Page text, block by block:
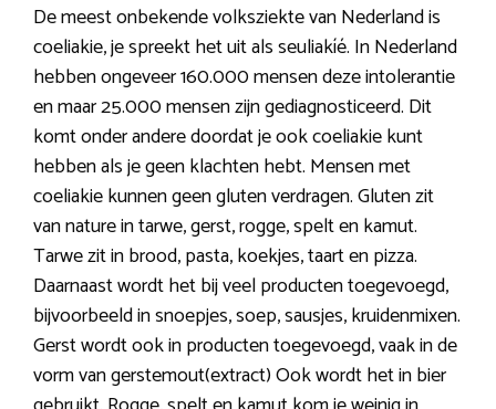
De meest onbekende volksziekte van Nederland is
coeliakie, je spreekt het uit als seuliakíé. In Nederland
hebben ongeveer 160.000 mensen deze intolerantie
en maar 25.000 mensen zijn gediagnosticeerd. Dit
komt onder andere doordat je ook coeliakie kunt
hebben als je geen klachten hebt. Mensen met
coeliakie kunnen geen gluten verdragen. Gluten zit
van nature in tarwe, gerst, rogge, spelt en kamut.
Tarwe zit in brood, pasta, koekjes, taart en pizza.
Daarnaast wordt het bij veel producten toegevoegd,
bijvoorbeeld in snoepjes, soep, sausjes, kruidenmixen.
Gerst wordt ook in producten toegevoegd, vaak in de
vorm van gerstemout(extract) Ook wordt het in bier